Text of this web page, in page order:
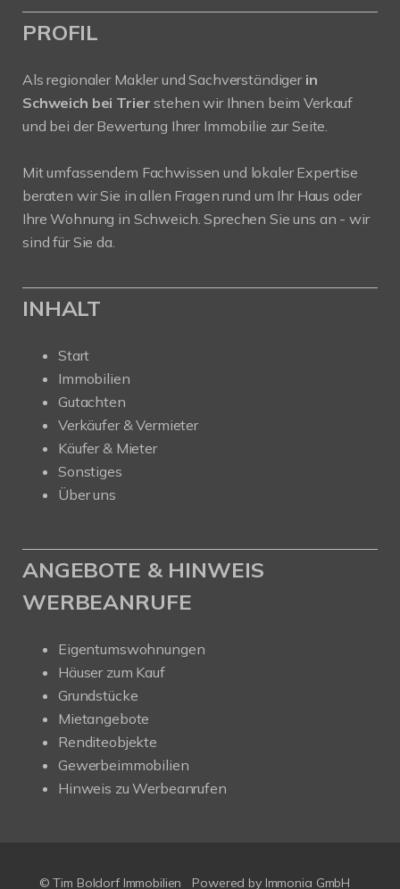
PROFIL
Als regionaler Makler und Sachverständigerin
Schweich bei Trierstehen wir Ihnen beim Verkauf
und bei der Bewertung Ihrer Immobilie zur Seite.
Mit umfassendem Fachwissen und lokaler Expertise
beraten wir Sie in allen Fragen rund um Ihr Haus oder
Ihre Wohnung in Schweich. Sprechen Sie uns an - wir
sind für Sie da.
INHALT
Start
Immobilien
Gutachten
Verkäufer & Vermieter
Käufer & Mieter
Sonstiges
Über uns
ANGEBOTE & HINWEIS
WERBEANRUFE
Eigentumswohnungen
Häuser zum Kauf
Grundstücke
Mietangebote
Renditeobjekte
Gewerbeimmobilien
Hinweis zu Werbeanrufen
© Tim Boldorf Immobilien Powered by Immonia GmbH